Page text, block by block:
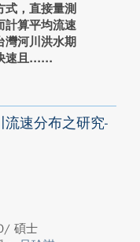
式，直接量測
計算平均流速
灣河川洪水期
速且...
流速分布之研究-
碩士